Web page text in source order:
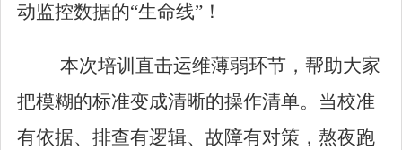
动监控数据的“生命线” ！
本次培训直击运维薄弱环节，帮助大家
把模糊的标准变成清晰的操作清单。当校准
有依据、排查有逻辑、故障有对策，熬夜跑